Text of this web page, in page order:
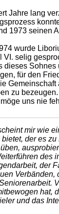
Jahre lang
1973 seinen
wurde
VI. selig
dieses
für den
zu
uns nie
mir wie
der es
des
der
Verbänden,
hat,
und das